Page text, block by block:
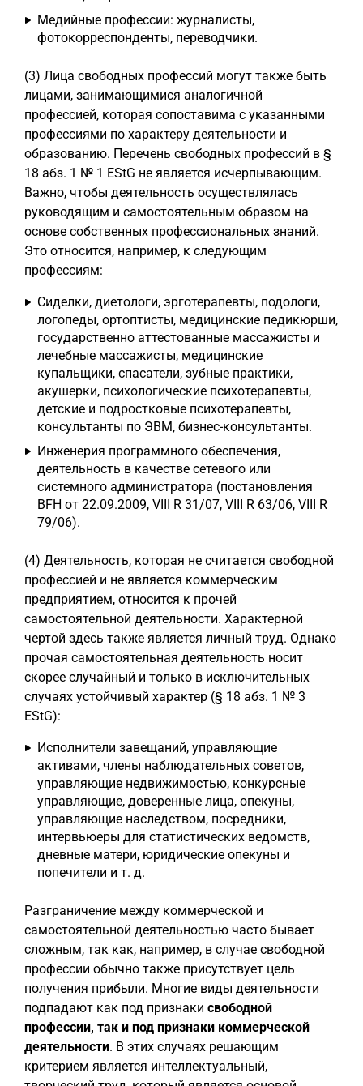
Медийные профессии: журналисты,
фотокорреспонденты, переводчики.
(3) Лица свободных профессий могут также быть
лицами, занимающимися аналогичной
профессией, которая сопоставима с указанными
профессиями по характеру деятельности и
образованию. Перечень свободных профессий в §
18 абз. 1 № 1 EStG не является исчерпывающим.
Важно, чтобы деятельность осуществлялась
руководящим и самостоятельным образом на
основе собственных профессиональных знаний.
Это относится, например, к следующим
профессиям:
Сиделки, диетологи, эрготерапевты, подологи,
логопеды, ортоптисты, медицинские педикюрши,
государственно аттестованные массажисты и
лечебные массажисты, медицинские
купальщики, спасатели, зубные практики,
акушерки, психологические психотерапевты,
детские и подростковые психотерапевты,
консультанты по ЭВМ, бизнес-консультанты.
Инженерия программного обеспечения,
деятельность в качестве сетевого или
системного администратора (постановления
BFH от 22.09.2009, VIII R 31/07, VIII R 63/06, VIII R
79/06).
(4) Деятельность, которая не считается свободной
профессией и не является коммерческим
предприятием, относится к прочей
самостоятельной деятельности. Характерной
чертой здесь также является личный труд. Однако
прочая самостоятельная деятельность носит
скорее случайный и только в исключительных
случаях устойчивый характер (§ 18 абз. 1 № 3
EStG):
Исполнители завещаний, управляющие
активами, члены наблюдательных советов,
управляющие недвижимостью, конкурсные
управляющие, доверенные лица, опекуны,
управляющие наследством, посредники,
интервьюеры для статистических ведомств,
дневные матери, юридические опекуны и
попечители и т. д.
Разграничение между коммерческой и
самостоятельной деятельностью часто бывает
сложным, так как, например, в случае свободной
профессии обычно также присутствует цель
получения прибыли. Многие виды деятельности
подпадают как под признаки свободной
профессии, так и под признаки коммерческой
деятельности. В этих случаях решающим
критерием является интеллектуальный,